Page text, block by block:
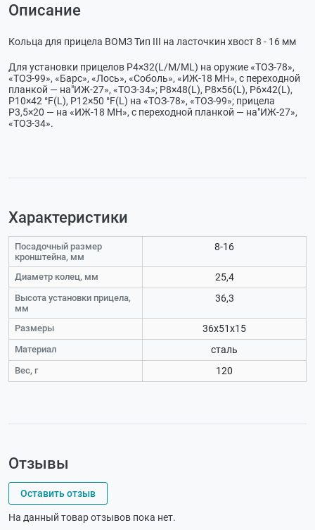
Описание
Кольца для прицела ВОМЗ Тип III на ласточкин хвост 8 - 16 мм
Для установки прицелов P4×32(L/М/ML) на оружие«ТОЗ-78»,
«ТОЗ-99», «Барс», «Лось», «Соболь», «ИЖ-18 МН», с переходной
планкой — на"ИЖ-27», «ТОЗ-34»; P8×48(L), P8×56(L), Р6×42(L),
Р10×42 °F(L), Р12×50 °F(L) на «ТОЗ-78», «ТОЗ-99»; прицела
P3,5×20 — на «ИЖ-18 МН», с переходной планкой — на"ИЖ-27»,
«ТОЗ-34».
Характеристики
Посадочный размер
кронштейна, мм
8-16
Диаметр колец, мм 25,4
Высота установки прицела,
мм
36,3
Размеры 36х51х15
Материал сталь
Вес, г 120
Отзывы
Оставить отзыв
На данный товар отзывов пока нет.